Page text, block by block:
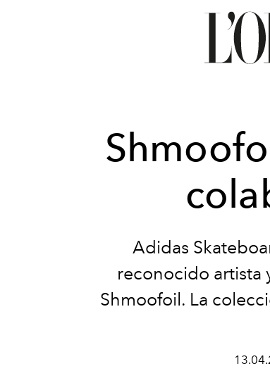
Adidas
reconocido artista
Shmoofoil. La